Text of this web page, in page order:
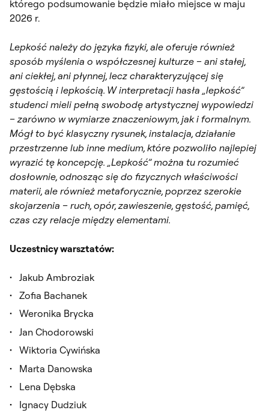
którego podsumowanie będzie miało miejsce w maju
2026 r.
Lepkość należy do języka fizyki, ale oferuje również
sposób myślenia o współczesnej kulturze – ani stałej,
ani ciekłej, ani płynnej, lecz charakteryzującej się
gęstością i lepkością. W interpretacji hasła „lepkość”
studenci mieli pełną swobodę artystycznej wypowiedzi
– zarówno w wymiarze znaczeniowym, jak i formalnym.
Mógł to być klasyczny rysunek, instalacja, działanie
przestrzenne lub inne medium, które pozwoliło najlepiej
wyrazić tę koncepcję. „Lepkość” można tu rozumieć
dosłownie, odnosząc się do fizycznych właściwości
materii, ale również metaforycznie, poprzez szerokie
skojarzenia – ruch, opór, zawieszenie, gęstość, pamięć,
czas czy relacje między elementami.
Uczestnicy warsztatów:
Jakub Ambroziak
Zofia Bachanek
Weronika Brycka
Jan Chodorowski
Wiktoria Cywińska
Marta Danowska
Lena Dębska
Ignacy Dudziuk